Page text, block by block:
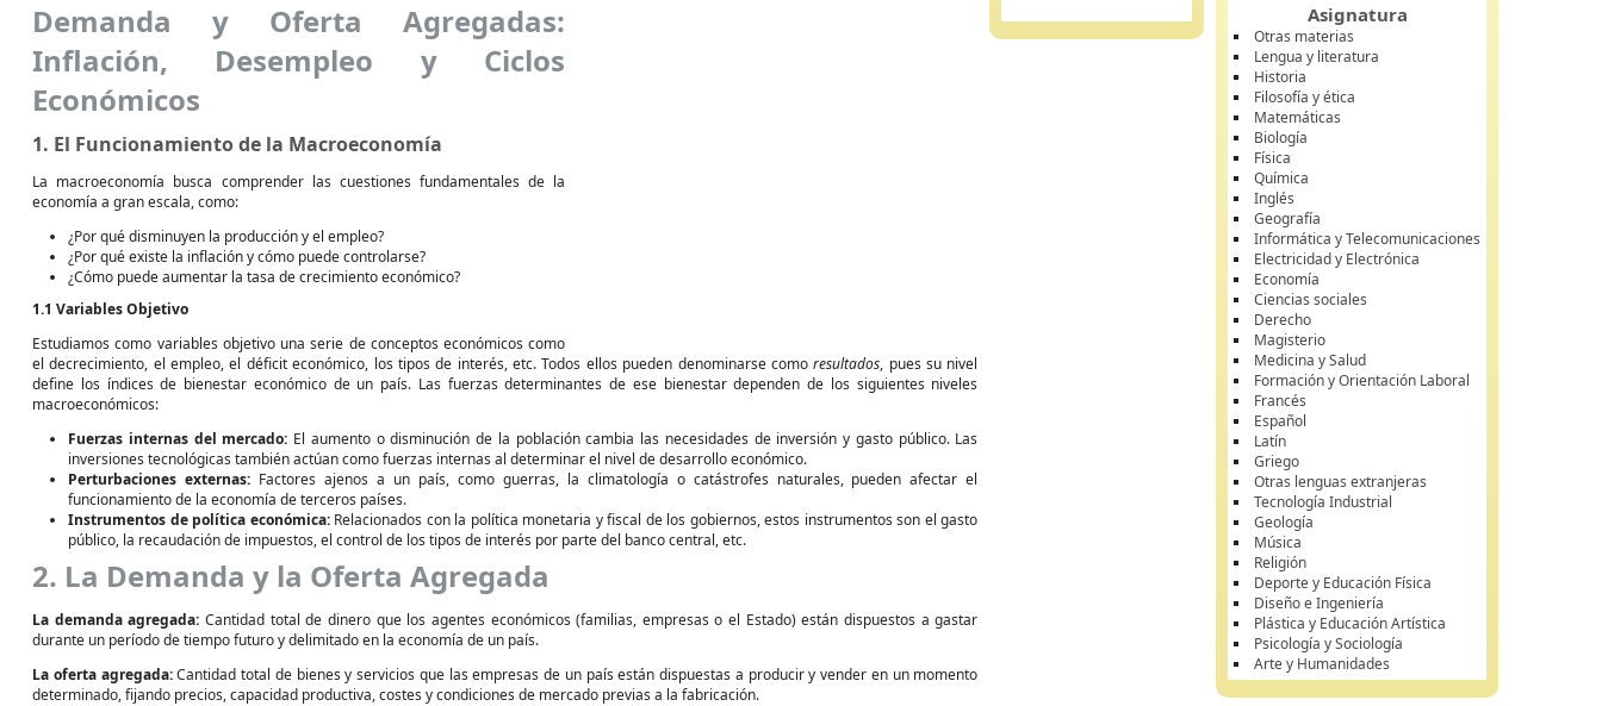
Demanda y Oferta Agregadas:
Inflación, Desempleo y Ciclos
Económicos
1. El Funcionamiento de la Macroeconomía
La macroeconomía busca comprender las cuestiones fundamentales de la
economía a gran escala, como:
¿Por qué disminuyen la producción y el empleo?
¿Por qué existe la inflación y cómo puede controlarse?
¿Cómo puede aumentar la tasa de crecimiento económico?
1.1 Variables Objetivo
Estudiamos como variables objetivo una serie de conceptos económicos como
el decrecimiento, el empleo, el déficit económico, los tipos de interés, etc. Todos ellos pueden denominarse comoresultados, pues su nivel
define los índices de bienestar económico de un país. Las fuerzas determinantes de ese bienestar dependen de los siguientes niveles
macroeconómicos:
Fuerzas internas del mercado: El aumento o disminución de la población cambia las necesidades de inversión y gasto público. Las
inversiones tecnológicas también actúan como fuerzas internas al determinar el nivel de desarrollo económico.
Perturbaciones externas:Factores ajenos a un país, como guerras, la climatología o catástrofes naturales, pueden afectar el
funcionamiento de la economía de terceros países.
Instrumentos de política económica:Relacionados con la política monetaria y fiscal de los gobiernos, estos instrumentos son el gasto
público, la recaudación de impuestos, el control de los tipos de interés por parte del banco central, etc.
2. La Demanda y la Oferta Agregada
La demanda agregada: Cantidad total de dinero que los agentes económicos (familias, empresas o el Estado) están dispuestos a gastar
durante un período de tiempo futuro y delimitado en la economía de un país.
La oferta agregada:Cantidad total de bienes y servicios que las empresas de un país están dispuestas a producir y vender en un momento
determinado, fijando precios, capacidad productiva, costes y condiciones de mercado previas a la fabricación.
Asignatura
Otras materias
Lengua y literatura
Historia
Filosofía y ética
Matemáticas
Biología
Física
Química
Inglés
Geografía
Informática y Telecomunicaciones
Electricidad y Electrónica
Economía
Ciencias sociales
Derecho
Magisterio
Medicina y Salud
Formación y Orientación Laboral
Francés
Español
Latín
Griego
Otras lenguas extranjeras
Tecnología Industrial
Geología
Música
Religión
Deporte y Educación Física
Diseño e Ingeniería
Plástica y Educación Artística
Psicología y Sociología
Arte y Humanidades